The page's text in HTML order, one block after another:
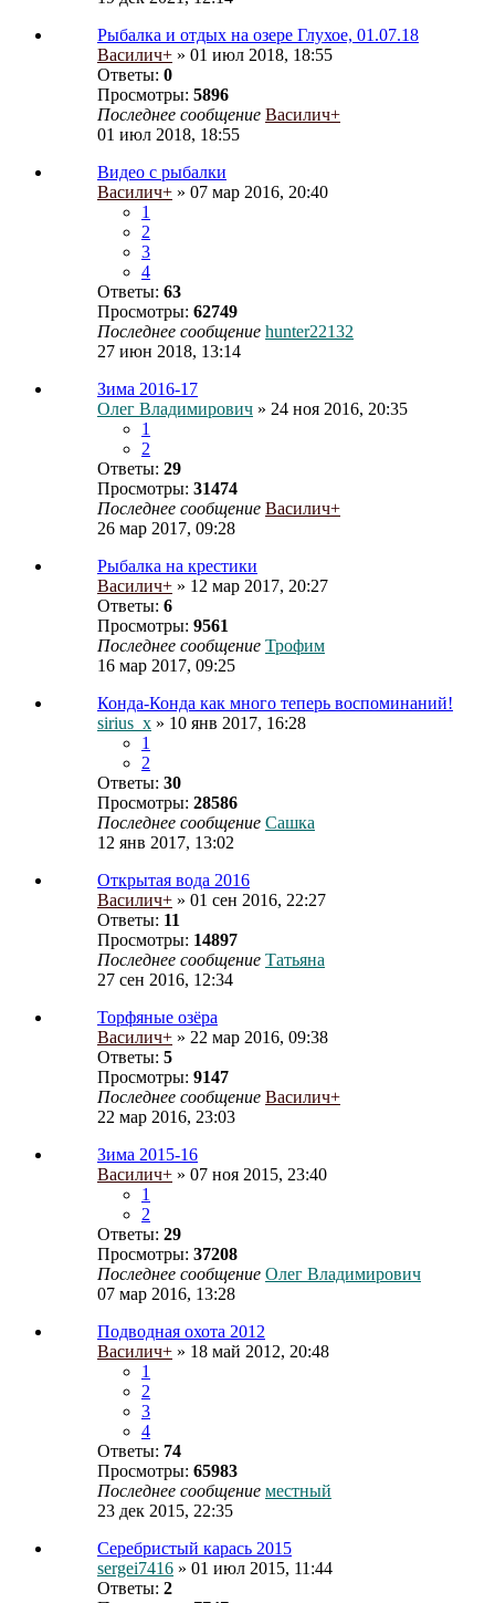
Рыбалка и отдых на озере Глухое, 01.07.18
Василич+ » 01 июл 2018, 18:55
Ответы: 0
Просмотры: 5896
Последнее сообщение Василич+
01 июл 2018, 18:55
Видео с рыбалки
Василич+ » 07 мар 2016, 20:40
1
2
3
4
Ответы: 63
Просмотры: 62749
Последнее сообщение hunter22132
27 июн 2018, 13:14
Зима 2016-17
Олег Владимирович » 24 ноя 2016, 20:35
1
2
Ответы: 29
Просмотры: 31474
Последнее сообщение Василич+
26 мар 2017, 09:28
Рыбалка на крестики
Василич+ » 12 мар 2017, 20:27
Ответы: 6
Просмотры: 9561
Последнее сообщение Трофим
16 мар 2017, 09:25
Конда-Конда как много теперь воспоминаний!
sirius_x » 10 янв 2017, 16:28
1
2
Ответы: 30
Просмотры: 28586
Последнее сообщение Сашка
12 янв 2017, 13:02
Открытая вода 2016
Василич+ » 01 сен 2016, 22:27
Ответы: 11
Просмотры: 14897
Последнее сообщение Татьяна
27 сен 2016, 12:34
Торфяные озёра
Василич+ » 22 мар 2016, 09:38
Ответы: 5
Просмотры: 9147
Последнее сообщение Василич+
22 мар 2016, 23:03
Зима 2015-16
Василич+ » 07 ноя 2015, 23:40
1
2
Ответы: 29
Просмотры: 37208
Последнее сообщение Олег Владимирович
07 мар 2016, 13:28
Подводная охота 2012
Василич+ » 18 май 2012, 20:48
1
2
3
4
Ответы: 74
Просмотры: 65983
Последнее сообщение местный
23 дек 2015, 22:35
Серебристый карась 2015
sergei7416 » 01 июл 2015, 11:44
Ответы: 2